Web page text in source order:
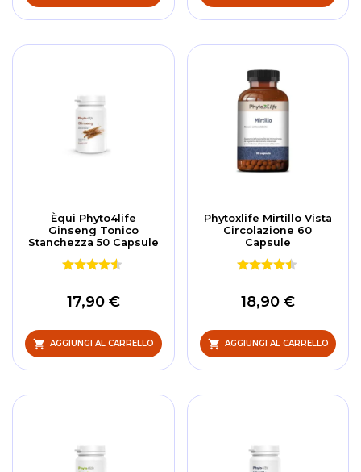
Èqui Phyto4life
Ginseng Tonico
Stanchezza 50 Capsule
17,90 €
AGGIUNGI AL CARRELLO
Phytoxlife Mirtillo Vista
Circolazione 60
Capsule
18,90 €
AGGIUNGI AL CARRELLO